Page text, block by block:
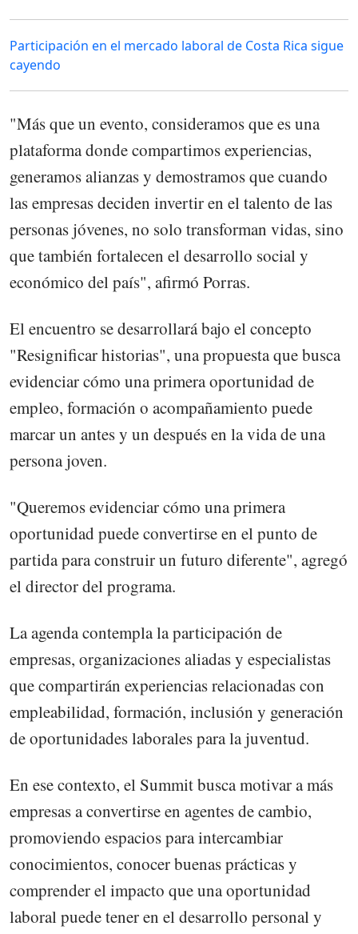
Participación en el mercado laboral de Costa Rica sigue
cayendo
"Más que un evento, consideramos que es una
plataforma donde compartimos experiencias,
generamos alianzas y demostramos que cuando
las empresas deciden invertir en el talento de las
personas jóvenes, no solo transforman vidas, sino
que también fortalecen el desarrollo social y
económico del país", afirmó Porras.
El encuentro se desarrollará bajo el concepto
"Resignificar historias", una propuesta que busca
evidenciar cómo una primera oportunidad de
empleo, formación o acompañamiento puede
marcar un antes y un después en la vida de una
persona joven.
"Queremos evidenciar cómo una primera
oportunidad puede convertirse en el punto de
partida para construir un futuro diferente", agregó
el director del programa.
La agenda contempla la participación de
empresas, organizaciones aliadas y especialistas
que compartirán experiencias relacionadas con
empleabilidad, formación, inclusión y generación
de oportunidades laborales para la juventud.
En ese contexto, el Summit busca motivar a más
empresas a convertirse en agentes de cambio,
promoviendo espacios para intercambiar
conocimientos, conocer buenas prácticas y
comprender el impacto que una oportunidad
laboral puede tener en el desarrollo personal y